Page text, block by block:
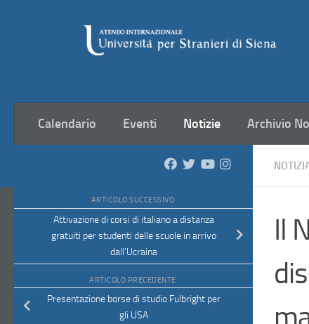
Calendario Eventi Notizie Archivio
Il
ARTICOLO SUCCESSIVO
Attivazione di corsi di italiano a distanza
gratuiti per studenti delle scuole in arrivo
dall’Ucraina
ARTICOLO PRECEDENTE
Presentazione borse di studio Fulbright per
gli USA